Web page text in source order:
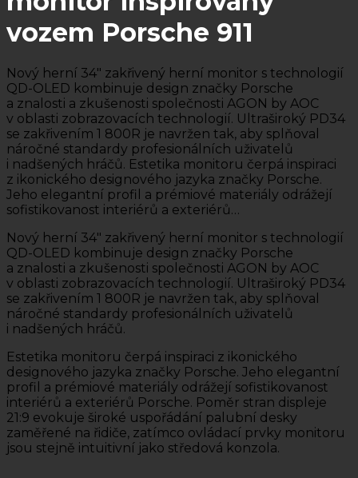
vozem Porsche 911
Nový herní 34″ zakřivený herní monitor s technologií
QD-OLED kombinuje design značky Porsche
a znalosti a zkušenosti společnosti AGON by AOC
v oblasti zobrazovacích technologií. Ultraširoký PD34
se zakřivením 1 800R je navržen tak, aby splňoval
náročné standardy profesionálních uživatelů
i nadšených hráčů. Estetika monitoru čerpá inspiraci
z ikonického designového jazyka značky Porsche.
Jeho elegantní profil a prémiové materiály odrážejí
sofistikovanost interiérů a exteriérů…
Nový herní 34″ zakřivený herní monitor s technologií
QD-OLED kombinuje design značky Porsche
a znalosti a zkušenosti společnosti AGON by AOC
v oblasti zobrazovacích technologií. Ultraširoký PD34
se zakřivením 1 800R je navržen tak, aby splňoval
náročné standardy profesionálních uživatelů
i nadšených hráčů.
Estetika monitoru čerpá inspiraci z ikonického
designového jazyka značky Porsche. Jeho elegantní
profil a prémiové materiály odrážejí sofistikovanost
interiérů a exteriérů Porsche. Poměr stran displeje
21:9 evokuje široké uspořádání palubní desky
zaměřené na řidiče, zatímco ovládací prvky monitoru
jsou stejně intuitivní jako středová konzola.